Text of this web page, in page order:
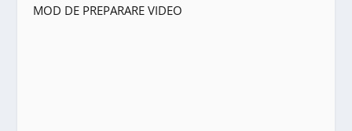
MOD DE PREPARARE VIDEO